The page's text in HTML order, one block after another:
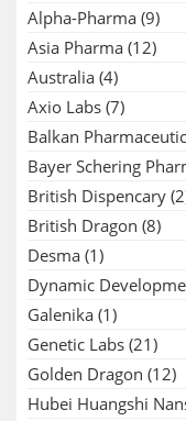
Alpha-Pharma (9)
Asia Pharma (12)
Australia (4)
Axio Labs (7)
Balkan
Bayer Schering
British Dispencary
British Dragon (8)
Desma (1)
Dynamic
Galenika (1)
Genetic Labs (21)
Golden Dragon (12)
Hubei Huangshi